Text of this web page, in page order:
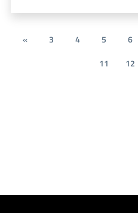
« 3 4 5 6
11
12